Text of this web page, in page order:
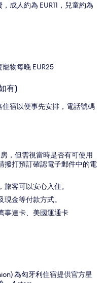
成人約為 EUR11，兒童約為
物每晚 EUR25
有)
宿以便事先安排，電話號碼
，但需視當時是否有可使用
撥打預訂確認電子郵件中的電
客可以安心入住。
金等付款方式。
事達卡、美國運通卡
為匈牙利住宿提供官方星